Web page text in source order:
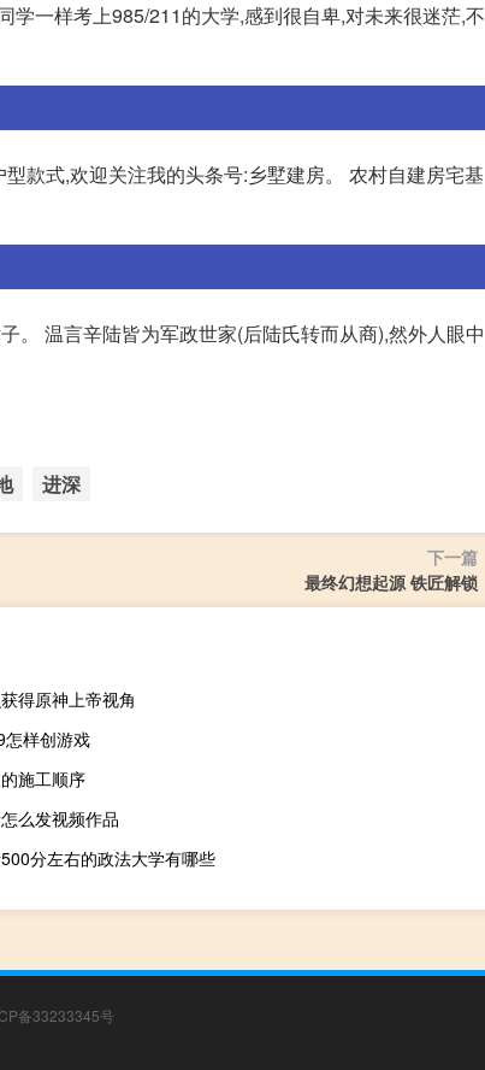
一样考上985/211的大学,感到很自卑,对未来很迷茫,不
款式,欢迎关注我的头条号:乡墅建房。 农村自建房宅基
。 温言辛陆皆为军政世家(后陆氏转而从商),然外人眼中
进深
下一篇
最终幻想起源 铁匠解锁
得原神上帝视角
怎样创游戏
施工顺序
么发视频作品
分左右的政法大学有哪些
备33233345号